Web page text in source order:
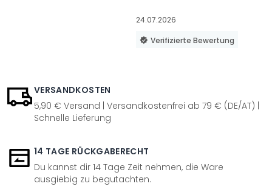
24.07.2026
Verifizierte Bewertung
VERSANDKOSTEN
5,90 € Versand | Versandkostenfrei ab 79 € (DE/AT) |
Schnelle Lieferung
14 TAGE RÜCKGABERECHT
Du kannst dir 14 Tage Zeit nehmen, die Ware
ausgiebig zu begutachten.